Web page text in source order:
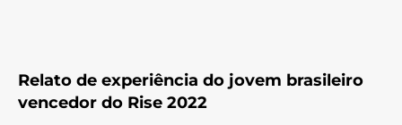
Relato de experiência do jovem brasileiro
vencedor do Rise 2022